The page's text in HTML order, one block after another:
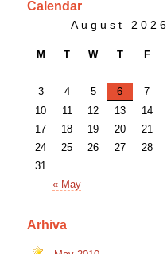
Calendar
August 2026
M T W T F
« May
3
4 5 6 7
10
11 12 13 14
17
18 19 20 21
24
25 26 27 28
31
Arhiva